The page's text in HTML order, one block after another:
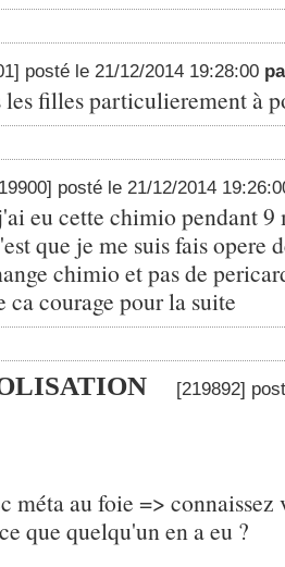
posté le 21/12/2014 19:28:00
filles particulierement à
posté le 21/12/2014
eu cette chimio pendant 9
que je me suis fais opere
chimio et pas de
ca courage pour la suite
[219892]
méta au foie =>
que quelqu'un en a eu ?